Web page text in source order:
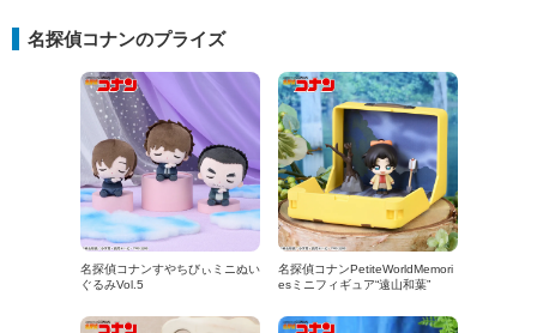
名探偵コナンのプライズ
名探偵コナンすやちびぃミニぬい
ぐるみVol.5
名探偵コナンPetiteWorldMemori
esミニフィギュア“遠山和葉”